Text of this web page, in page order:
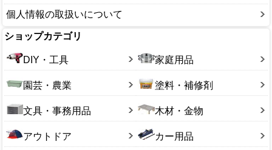
個人情報の取扱いについて
ショップカテゴリ
DIY・工具 家庭用品
園芸・農業 塗料・補修剤
文具・事務用品 木材・金物
アウトドア カー用品